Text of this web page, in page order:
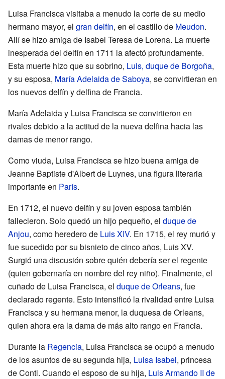
Luisa Francisca visitaba a menudo la corte de su medio
hermano mayor, el gran delfín, en el castillo de Meudon.
Allí se hizo amiga de Isabel Teresa de Lorena. La muerte
inesperada del delfín en 1711 la afectó profundamente.
Esta muerte hizo que su sobrino, Luis, duque de Borgoña,
y su esposa, María Adelaida de Saboya, se convirtieran en
los nuevos delfín y delfina de Francia.
María Adelaida y Luisa Francisca se convirtieron en
rivales debido a la actitud de la nueva delfina hacia las
damas de menor rango.
Como viuda, Luisa Francisca se hizo buena amiga de
Jeanne Baptiste d'Albert de Luynes, una figura literaria
importante en París.
En 1712, el nuevo delfín y su joven esposa también
fallecieron. Solo quedó un hijo pequeño, el duque de
Anjou, como heredero de Luis XIV. En 1715, el rey murió y
fue sucedido por su bisnieto de cinco años, Luis XV.
Surgió una discusión sobre quién debería ser el regente
(quien gobernaría en nombre del rey niño). Finalmente, el
cuñado de Luisa Francisca, el duque de Orleans, fue
declarado regente. Esto intensificó la rivalidad entre Luisa
Francisca y su hermana menor, la duquesa de Orleans,
quien ahora era la dama de más alto rango en Francia.
Durante la Regencia, Luisa Francisca se ocupó a menudo
de los asuntos de su segunda hija, Luisa Isabel, princesa
de Conti. Cuando el esposo de su hija, Luis Armando II de